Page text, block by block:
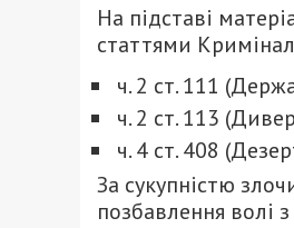
На підставі
статтями
ч. 2 ст. 111
ч. 2 ст. 113
ч. 4 ст. 408
За сукупністю
позбавлення волі